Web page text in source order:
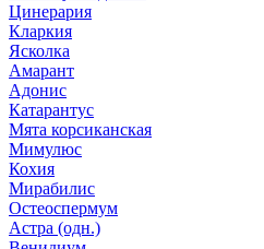
Цинерария
Кларкия
Ясколка
Амарант
Адонис
Катарантус
Мята корсиканская
Мимулюс
Кохия
Мирабилис
Остеоспермум
Астра (одн.)